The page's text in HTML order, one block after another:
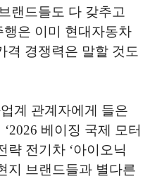
랜드들도 다 갖추고
은 이미 현대자동차
격 경쟁력은 말할 것도
계 관계자에게 들은
베이징 국제 모터
략 전기차 ‘아이오닉
지 브랜드들과 별다른